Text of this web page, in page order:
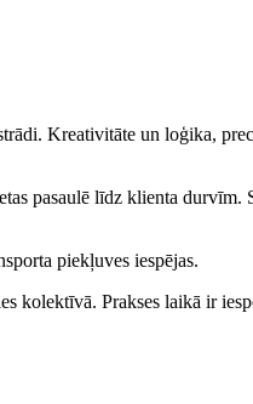
Kreativitāte un loģika,
pasaulē līdz klienta durvīm.
piekļuves iespējas.
Prakses laikā ir